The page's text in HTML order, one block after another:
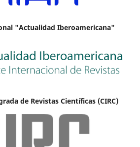
"Actualidad Iberoamericana"
de Revistas Científicas (CIRC)